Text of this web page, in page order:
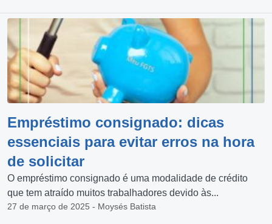
Empréstimo consignado: dicas
essenciais para evitar erros na hora
de solicitar
O empréstimo consignado é uma modalidade de crédito
que tem atraído muitos trabalhadores devido às...
27 de março de 2025 - Moysés Batista